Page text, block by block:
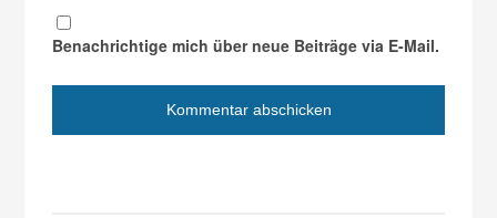
Benachrichtige mich über neue Beiträge via E-Mail.